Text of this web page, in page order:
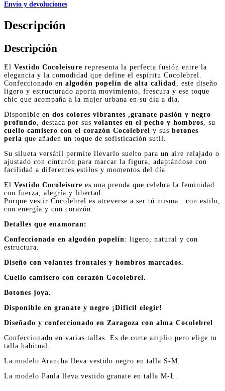
Envío y devoluciones
Descripción
Descripción
El Vestido Cocoleisure representa la perfecta fusión entre la
elegancia y la comodidad que define el espíritu Cocolebrel.
Confeccionado en algodón popelín de alta calidad, este diseño
ligero y estructurado aporta movimiento, frescura y ese toque
chic que acompaña a la mujer urbana en su día a día.
Disponible en dos colores vibrantes ,granate pasión y negro
profundo, destaca por sus volantes en el pecho y hombros, su
cuello camisero con el corazón Cocolebrel y sus botones
perla que añaden un toque de sofisticación sutil.
Su silueta versátil permite llevarlo suelto para un aire relajado o
ajustado con cinturón para marcar la figura, adaptándose con
facilidad a diferentes estilos y momentos del día.
El Vestido Cocoleisure es una prenda que celebra la feminidad
con fuerza, alegría y libertad.
Porque vestir Cocolebrel es atreverse a ser tú misma : con estilo,
con energía y con corazón.
Detalles que enamoran:
Confeccionado en algodón popelín: ligero, natural y con
estructura.
Diseño con volantes frontales y hombros marcados.
Cuello camisero con corazón Cocolebrel.
Botones joya.
Disponible en granate y negro ¡Dificíl elegir!
Diseñado y confeccionado en Zaragoza con alma Cocolebrel
Confeccionado en varias tallas. Es de corte amplio pero elige tu
talla habitual.
La modelo Arancha lleva vestido negro en talla S-M.
La modelo Paula lleva vestido granate en talla M-L.